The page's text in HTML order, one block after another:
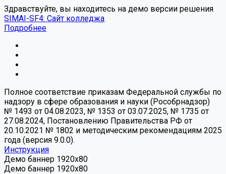
Здравствуйте, вы находитесь на демо версии решения
SIMAI-SF4: Сайт колледжа
Подробнее
Полное соответствие приказам Федеральной службы по
надзору в сфере образования и науки (Рособрнадзор)
№ 1493 от 04.08.2023, № 1353 от 03.07.2025, № 1735 от
27.08.2024, Постановлению Правительства РФ от
20.10.2021 № 1802 и методическим рекомендациям 2025
года (версия 9.0.0).
Инструкция
Демо баннер 1920x80
Демо баннер 1920x80